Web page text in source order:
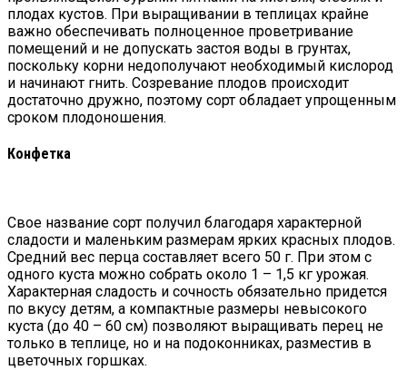
плодах кустов. При выращивании в теплицах крайне
важно обеспечивать полноценное проветривание
помещений и не допускать застоя воды в грунтах,
поскольку корни недополучают необходимый кислород
и начинают гнить. Созревание плодов происходит
достаточно дружно, поэтому сорт обладает упрощенным
сроком плодоношения.
Конфетка
Свое название сорт получил благодаря характерной
сладости и маленьким размерам ярких красных плодов.
Средний вес перца составляет всего 50 г. При этом с
одного куста можно собрать около 1 – 1,5 кг урожая.
Характерная сладость и сочность обязательно придется
по вкусу детям, а компактные размеры невысокого
куста (до 40 – 60 см) позволяют выращивать перец не
только в теплице, но и на подоконниках, разместив в
цветочных горшках.